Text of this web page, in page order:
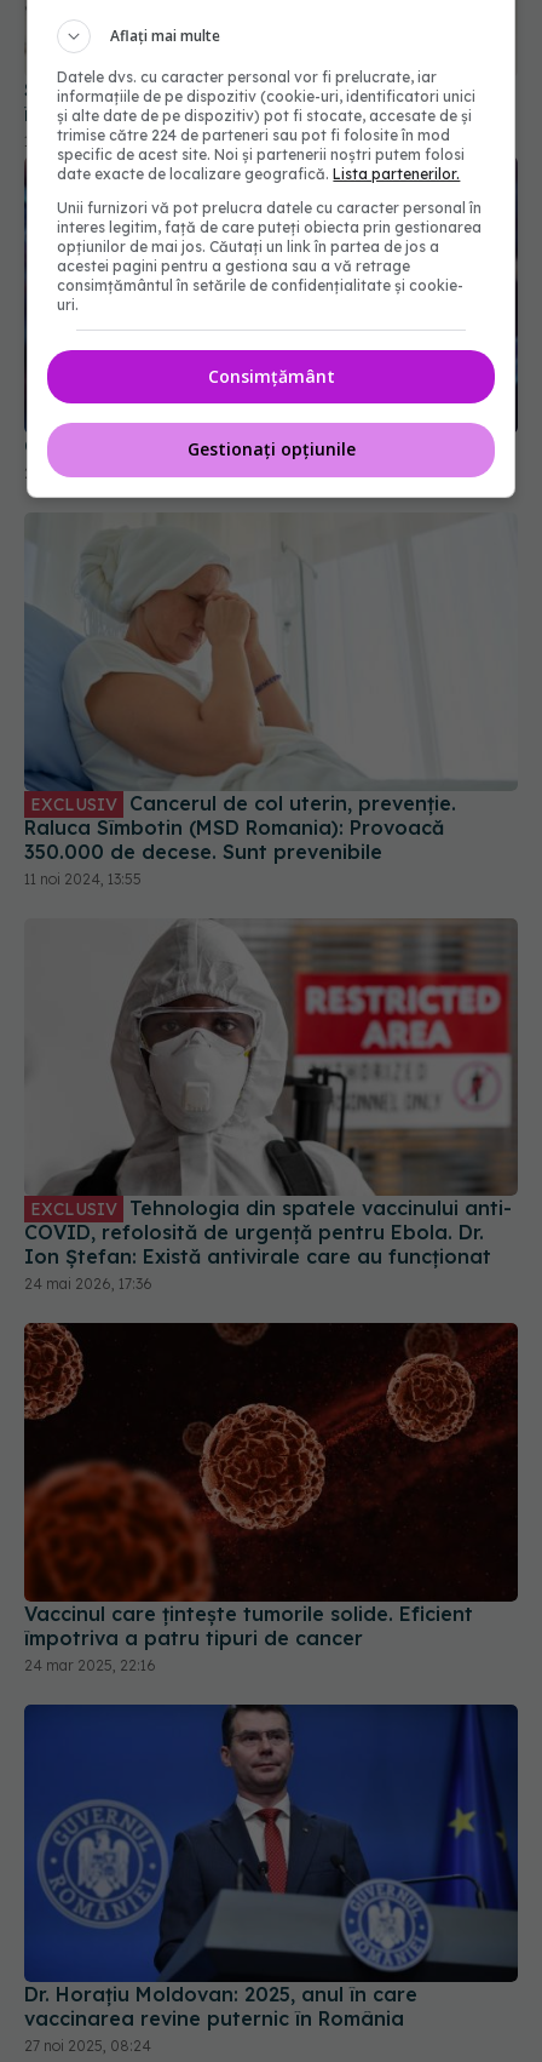
Statele Unite restricţionează vaccinul Valneva
împotrivia chikungunya
12 mai 2025, 12:36
Cum funcționează noul vaccin contra cancerului
29 apr 2026, 13:13
EXCLUSIV
Raluca Sîmbotin (MSD Romania): Provoacă
350.000 de decese. Sunt prevenibile
11 noi 2024, 13:55
EXCLUSIV
COVID, refolosită de urgență pentru Ebola. Dr.
Ion Ștefan: Există antivirale care au funcționat
24 mai 2026, 17:36
Vaccinul care țintește tumorile solide. Eficient
împotriva a patru tipuri de cancer
24 mar 2025, 22:16
Dr. Horațiu Moldovan: 2025, anul în care
vaccinarea revine puternic în România
27 noi 2025, 08:24
Aflați mai multe
Datele dvs. cu caracter personal vor fi prelucrate, iar
informațiile de pe dispozitiv (cookie-uri, identificatori unici
și alte date de pe dispozitiv) pot fi stocate, accesate de și
trimise către 224 de parteneri sau pot fi folosite în mod
specific de acest site. Noi și partenerii noștri putem folosi
date exacte de localizare geografică.Lista partenerilor.
Unii furnizori vă pot prelucra datele cu caracter personal în
interes legitim, față de care puteți obiecta prin gestionarea
opțiunilor de mai jos. Căutați un link în partea de jos a
acestei pagini pentru a gestiona sau a vă retrage
consimțământul în setările de confidențialitate și cookie-
uri.
Consimțământ
Gestionați opțiunile